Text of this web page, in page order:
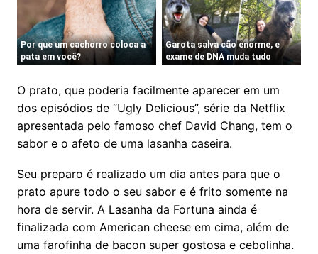
O prato, que poderia facilmente aparecer em um
dos episódios de “Ugly Delicious”, série da Netflix
apresentada pelo famoso chef David Chang, tem o
sabor e o afeto de uma lasanha caseira.
Seu preparo é realizado um dia antes para que o
prato apure todo o seu sabor e é frito somente na
hora de servir. A Lasanha da Fortuna ainda é
finalizada com American cheese em cima, além de
uma farofinha de bacon super gostosa e cebolinha.